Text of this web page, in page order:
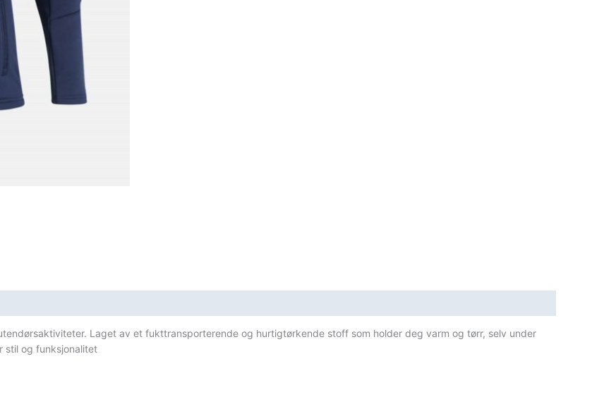
Laget av et fukttransporterende og hurtigtørkende stoff som holder deg varm og tørr, selv under
stil og funksjonalitet